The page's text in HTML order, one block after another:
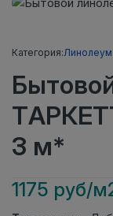
Категория:Линолеум
3 м*
1175 руб/